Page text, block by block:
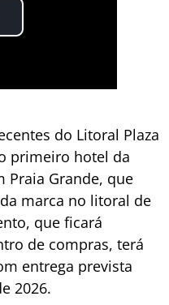
do Litoral Plaza
primeiro hotel da
Praia Grande, que
marca no litoral de
que ficará
de compras, terá
entrega prevista
2026.